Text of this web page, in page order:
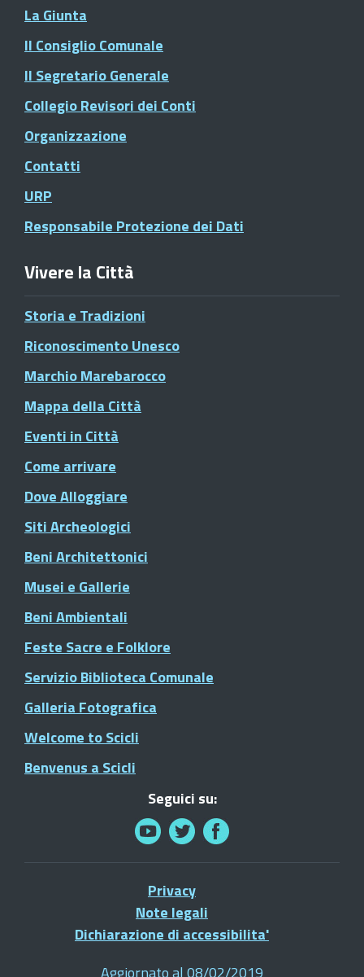
La Giunta
Il Consiglio Comunale
Il Segretario Generale
Collegio Revisori dei Conti
Organizzazione
Contatti
URP
Responsabile Protezione dei Dati
Vivere la Città
Storia e Tradizioni
Riconoscimento Unesco
Marchio Marebarocco
Mappa della Città
Eventi in Città
Come arrivare
Dove Alloggiare
Siti Archeologici
Beni Architettonici
Musei e Gallerie
Beni Ambientali
Feste Sacre e Folklore
Servizio Biblioteca Comunale
Galleria Fotografica
Welcome to Scicli
Benvenus a Scicli
Seguici su:
Privacy
Note legali
Dichiarazione di accessibilita'
Aggiornato al 08/02/2019